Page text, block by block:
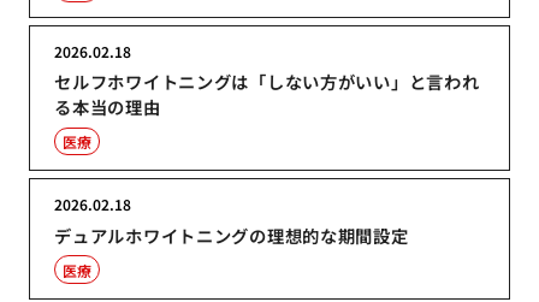
セルフホワイトニングは「しない方がいい」と言われ
る本当の理由
2026.02.18
医療
デュアルホワイトニングの理想的な期間設定
2026.02.18
医療